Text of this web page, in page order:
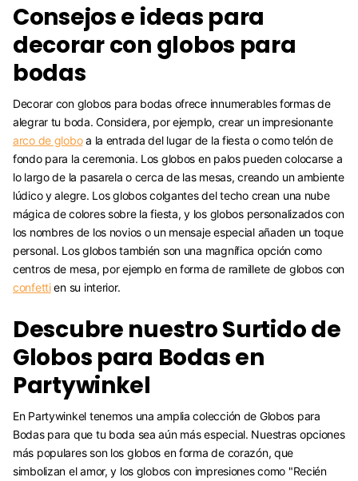
Consejos e ideas para
decorar con globos para
bodas
Decorar con globos para bodas ofrece innumerables formas de
alegrar tu boda. Considera, por ejemplo, crear un impresionante
arco de globoa la entrada del lugar de la fiesta o como telón de
fondo para la ceremonia. Los globos en palos pueden colocarse a
lo largo de la pasarela o cerca de las mesas, creando un ambiente
lúdico y alegre. Los globos colgantes del techo crean una nube
mágica de colores sobre la fiesta, y los globos personalizados con
los nombres de los novios o un mensaje especial añaden un toque
personal. Los globos también son una magnífica opción como
centros de mesa, por ejemplo en forma de ramillete de globos con
confettien su interior.
Descubre nuestro Surtido de
Globos para Bodas en
Partywinkel
En Partywinkel tenemos una amplia colección de Globos para
Bodas para que tu boda sea aún más especial. Nuestras opciones
más populares son los globos en forma de corazón, que
simbolizan el amor, y los globos con impresiones como "Recién